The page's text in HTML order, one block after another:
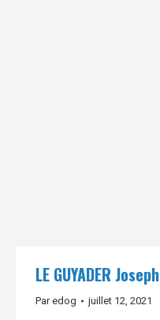
LE GUYADER Joseph
Paredog juillet 12, 2021